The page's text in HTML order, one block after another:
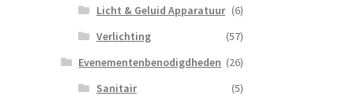
Licht & Geluid Apparatuur (6)
Verlichting
(57)
Evenementenbenodigdheden (26)
Sanitair
(5)